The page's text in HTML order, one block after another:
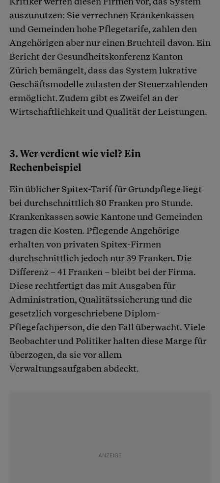
auszunutzen: Sie verrechnen Krankenkassen
und Gemeinden hohe Pflegetarife, zahlen den
Angehörigen aber nur einen Bruchteil davon. Ein
Bericht der Gesundheitskonferenz Kanton
Zürich bemängelt, dass das System lukrative
Geschäftsmodelle zulasten der Steuerzahlenden
ermöglicht. Zudem gibt es Zweifel an der
Wirtschaftlichkeit und Qualität der Leistungen.
3. Wer verdient wie viel? Ein
Rechenbeispiel
Ein üblicher Spitex-Tarif für Grundpflege liegt
bei durchschnittlich 80 Franken pro Stunde.
Krankenkassen sowie Kantone und Gemeinden
tragen die Kosten. Pflegende Angehörige
erhalten von privaten Spitex-Firmen
durchschnittlich jedoch nur 39 Franken. Die
Differenz – 41 Franken – bleibt bei der Firma.
Diese rechtfertigt das mit Ausgaben für
Administration, Qualitätssicherung und die
gesetzlich vorgeschriebene Diplom-
Pflegefachperson, die den Fall überwacht. Viele
Beobachter und Politiker halten diese Marge für
überzogen, da sie vor allem
Verwaltungsaufgaben abdeckt.